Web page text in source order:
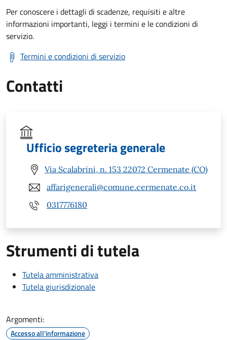
Per conoscere i dettagli di scadenze, requisiti e altre
informazioni importanti, leggi i termini e le condizioni di
servizio.
Termini e condizioni di servizio
Contatti
Ufficio segreteria generale
Via Scalabrini, n. 153 22072 Cermenate (CO)
affarigenerali@comune.cermenate.co.it
0317776180
Strumenti di tutela
Tutela amministrativa
Tutela giurisdizionale
Argomenti:
Accesso all'informazione